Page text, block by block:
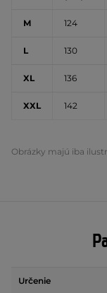
M 124
L 130
XL 136
XXL 142
Obrázky majú iba
Určenie